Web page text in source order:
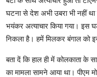
घटना से देश अभी उबरा भी नहीं
भयंकर अत्याचार किया गया। इस
निकला है। हमें मिलकर बंगाल को इस
बता दें कि हाल ही में कोलकाता के
का मामला सामने आया था। पीएम